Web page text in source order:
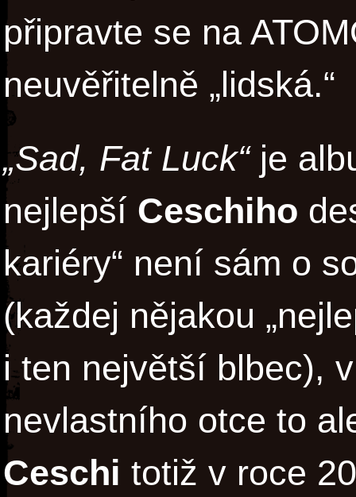
připravte se na
neuvěřitelně „lidská.“
„Sad, Fat Luck“je
nejlepší Ceschiho
kariéry“ není sám o
(každej nějakou
i ten největší blbec),
nevlastního otce to
Ceschi totiž v roce